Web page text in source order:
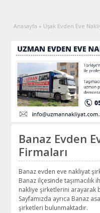
Anasayfa » Uşak Evden Eve
Banaz Evden
Firmaları
Banaz evden eve nakliyat
Banaz ilçesinde taşımacılık
nakliye şirketlerini arayarak
Sayfamızda ayrıca Banaz
şirketleri bulunmaktadır.